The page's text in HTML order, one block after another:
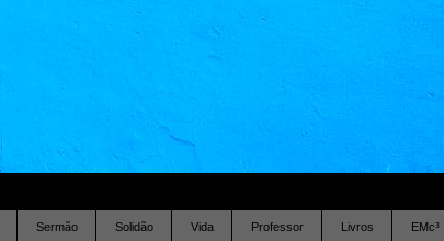
Sermão Solidão Vida Professor Livros EMc³